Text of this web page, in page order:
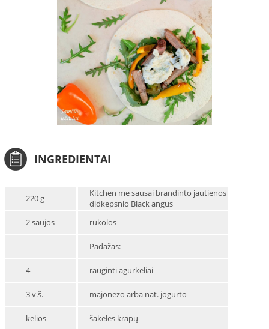
INGREDIENTAI
220 g
Kitchen me sausai brandinto jautienos
didkepsnio Black angus
2 saujos
rukolos
Padažas:
4 rauginti agurkėliai
3 v.š. majonezo arba nat. jogurto
kelios šakelės krapų